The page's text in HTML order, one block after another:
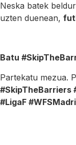
Neska batek
uzten duenean,
Batu
Partekatu mezua.
#SkipTheBarriers
#LigaF